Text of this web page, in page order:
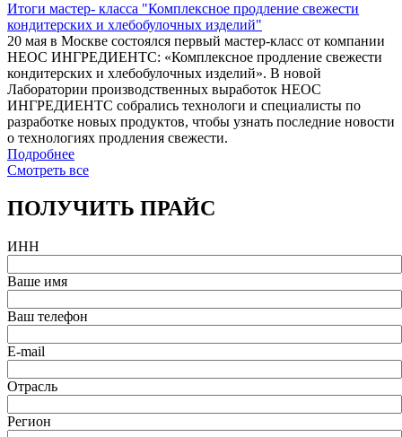
Итоги мастер- класса "Комплексное продление свежести
кондитерских и хлебобулочных изделий"
20 мая в Москве состоялся первый мастер-класс от компании
НЕОС ИНГРЕДИЕНТС: «Комплексное продление свежести
кондитерских и хлебобулочных изделий». В новой
Лаборатории производственных выработок НЕОС
ИНГРЕДИЕНТС собрались технологи и специалисты по
разработке новых продуктов, чтобы узнать последние новости
о технологиях продления свежести.
Подробнее
Смотреть все
ПОЛУЧИТЬ ПРАЙС
ИНН
Ваше имя
Ваш телефон
E-mail
Отрасль
Регион